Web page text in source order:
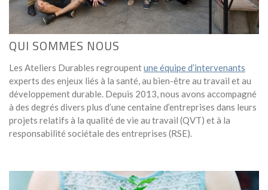
QUI SOMMES NOUS
Les Ateliers Durables regroupentune équipe d’intervenants
experts des enjeux liés à la santé, au bien-être au travail et au
développement durable. Depuis 2013, nous avons accompagné
à des degrés divers plus d’une centaine d’entreprises dans leurs
projets relatifs à la qualité de vie au travail (QVT) et à la
responsabilité sociétale des entreprises (RSE).